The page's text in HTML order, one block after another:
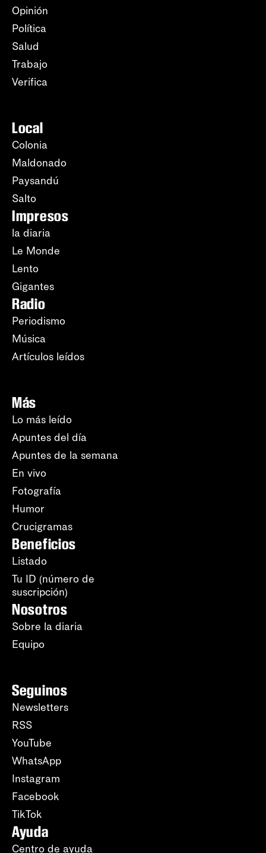
Opinión
Política
Salud
Trabajo
Verifica
Local
Colonia
Maldonado
Paysandú
Salto
Impresos
la diaria
Le Monde
Lento
Gigantes
Radio
Periodismo
Música
Artículos leídos
Más
Lo más leído
Apuntes del día
Apuntes de la semana
En vivo
Fotografía
Humor
Crucigramas
Beneficios
Listado
Tu ID (número de
suscripción)
Nosotros
Sobre la diaria
Equipo
Seguinos
Newsletters
RSS
YouTube
WhatsApp
Instagram
Facebook
TikTok
Ayuda
Centro de ayuda